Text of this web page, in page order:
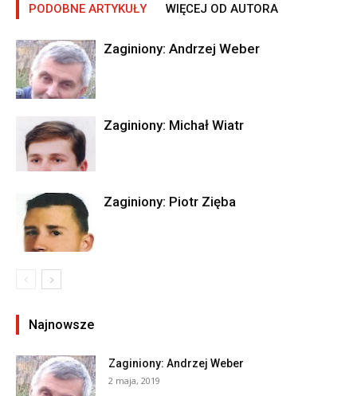
PODOBNE ARTYKUŁY WIĘCEJ OD AUTORA
Zaginiony: Andrzej Weber
Zaginiony: Michał Wiatr
Zaginiony: Piotr Zięba
Najnowsze
Zaginiony: Andrzej Weber
2 maja, 2019